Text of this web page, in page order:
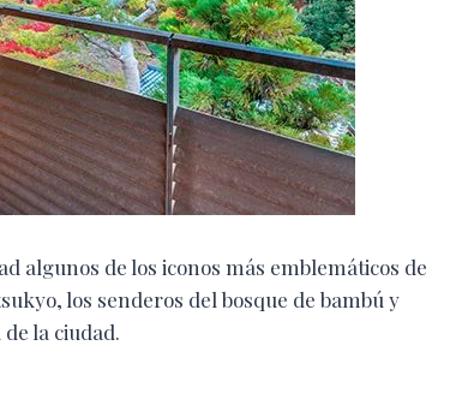
algunos de los iconos más emblemáticos de
los senderos del bosque de bambú y
la ciudad.